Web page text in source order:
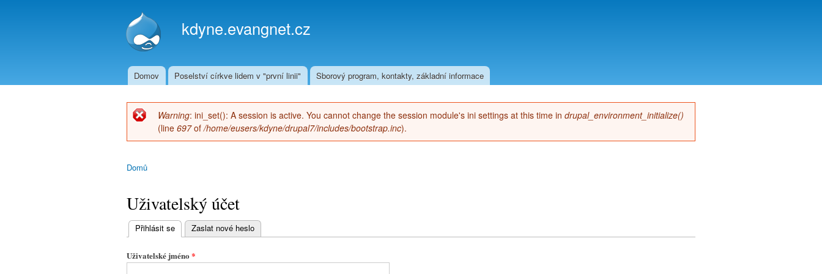
kdyne.evangnet.cz
Hlavní menu
Domov Poselství církve lidem v "první linii" Sborový program, kontakty, základní informace
Chybová zpráva
Warning: ini_set(): A session is active. You cannot change the session module's ini settings at this time in drupal_environment_initialize()
(line 697of/home/eusers/kdyne/drupal7/includes/bootstrap.inc).
Domů
Uživatelský účet
Hlavní
záložky
Přihlásit se (aktivní záložka)
Zaslat nové heslo
Uživatelské jméno *